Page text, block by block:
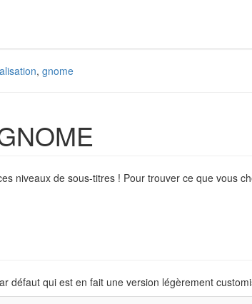
, gnome
niveaux de sous-titres ! Pour trouver ce que vous
défaut qui est en fait une version légèrement